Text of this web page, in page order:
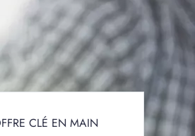
CLÉ EN MAIN